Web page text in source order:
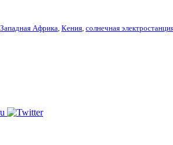
Западная Африка, Кения, солнечная